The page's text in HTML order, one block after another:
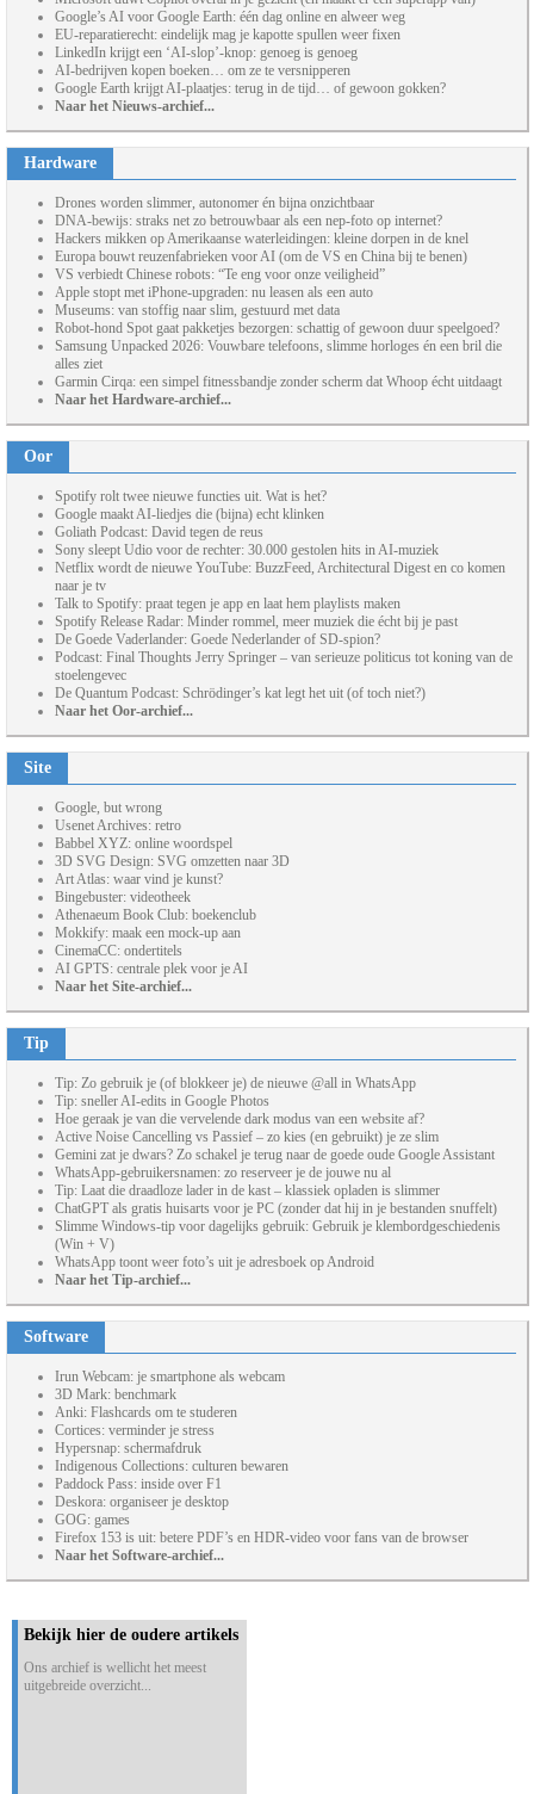
Google’s AI voor Google Earth: één dag online en alweer weg
EU-reparatierecht: eindelijk mag je kapotte spullen weer fixen
LinkedIn krijgt een ‘AI-slop’-knop: genoeg is genoeg
AI-bedrijven kopen boeken… om ze te versnipperen
Google Earth krijgt AI-plaatjes: terug in de tijd… of gewoon gokken?
Naar het Nieuws-archief...
Hardware
Drones worden slimmer, autonomer én bijna onzichtbaar
DNA-bewijs: straks net zo betrouwbaar als een nep-foto op internet?
Hackers mikken op Amerikaanse waterleidingen: kleine dorpen in de knel
Europa bouwt reuzenfabrieken voor AI (om de VS en China bij te benen)
VS verbiedt Chinese robots: “Te eng voor onze veiligheid”
Apple stopt met iPhone-upgraden: nu leasen als een auto
Museums: van stoffig naar slim, gestuurd met data
Robot-hond Spot gaat pakketjes bezorgen: schattig of gewoon duur speelgoed?
Samsung Unpacked 2026: Vouwbare telefoons, slimme horloges én een bril die
alles ziet
Garmin Cirqa: een simpel fitnessbandje zonder scherm dat Whoop écht uitdaagt
Naar het Hardware-archief...
Oor
Spotify rolt twee nieuwe functies uit. Wat is het?
Google maakt AI-liedjes die (bijna) echt klinken
Goliath Podcast: David tegen de reus
Sony sleept Udio voor de rechter: 30.000 gestolen hits in AI-muziek
Netflix wordt de nieuwe YouTube: BuzzFeed, Architectural Digest en co komen
naar je tv
Talk to Spotify: praat tegen je app en laat hem playlists maken
Spotify Release Radar: Minder rommel, meer muziek die écht bij je past
De Goede Vaderlander: Goede Nederlander of SD-spion?
Podcast: Final Thoughts Jerry Springer – van serieuze politicus tot koning van de
stoelengevec
De Quantum Podcast: Schrödinger’s kat legt het uit (of toch niet?)
Naar het Oor-archief...
Site
Google, but wrong
Usenet Archives: retro
Babbel XYZ: online woordspel
3D SVG Design: SVG omzetten naar 3D
Art Atlas: waar vind je kunst?
Bingebuster: videotheek
Athenaeum Book Club: boekenclub
Mokkify: maak een mock-up aan
CinemaCC: ondertitels
AI GPTS: centrale plek voor je AI
Naar het Site-archief...
Tip
Tip: Zo gebruik je (of blokkeer je) de nieuwe @all in WhatsApp
Tip: sneller AI-edits in Google Photos
Hoe geraak je van die vervelende dark modus van een website af?
Active Noise Cancelling vs Passief – zo kies (en gebruikt) je ze slim
Gemini zat je dwars? Zo schakel je terug naar de goede oude Google Assistant
WhatsApp-gebruikersnamen: zo reserveer je de jouwe nu al
Tip: Laat die draadloze lader in de kast – klassiek opladen is slimmer
ChatGPT als gratis huisarts voor je PC (zonder dat hij in je bestanden snuffelt)
Slimme Windows-tip voor dagelijks gebruik: Gebruik je klembordgeschiedenis
(Win + V)
WhatsApp toont weer foto’s uit je adresboek op Android
Naar het Tip-archief...
Software
Irun Webcam: je smartphone als webcam
3D Mark: benchmark
Anki: Flashcards om te studeren
Cortices: verminder je stress
Hypersnap: schermafdruk
Indigenous Collections: culturen bewaren
Paddock Pass: inside over F1
Deskora: organiseer je desktop
GOG: games
Firefox 153 is uit: betere PDF’s en HDR-video voor fans van de browser
Naar het Software-archief...
Bekijk hier de oudere artikels
Ons archief is wellicht het meest
uitgebreide overzicht...